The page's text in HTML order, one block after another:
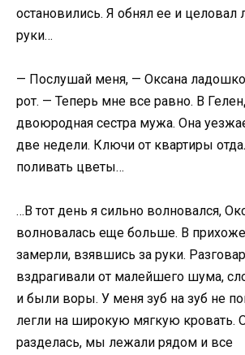
остановились. Я обнял ее и целовал
руки…
— Послушай меня, — Оксана
рот. — Теперь мне все равно. В
двоюродная сестра мужа. Она
две недели. Ключи от квартиры
поливать цветы…
…В тот день я сильно волновался,
волновалась еще больше. В
замерли, взявшись за руки.
вздрагивали от малейшего шума,
и были воры. У меня зуб на зуб не
легли на широкую мягкую кровать.
разделась, мы лежали рядом и все